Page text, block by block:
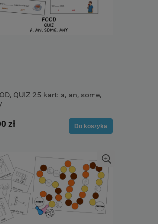
QUIZ 25 kart: a, an, some,
zł Do koszyka